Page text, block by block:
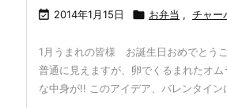
 2014年1月15日  お弁当 , チャー
1月うまれの皆様 お誕生日おめでとう
普通に見えますが、卵でくるまれたオ
な中身が!! このアイデア、バレンタイ